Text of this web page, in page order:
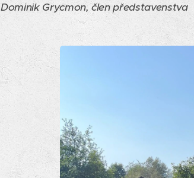
Dominik Grycmon, člen představenstva